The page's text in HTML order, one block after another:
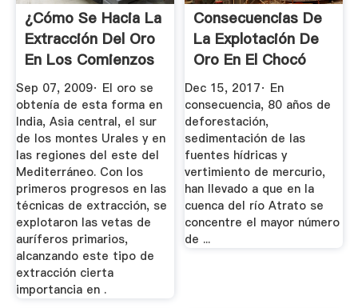
¿Cómo Se Hacia La
Extracción Del Oro
En Los Comienzos
De ...
Sep 07, 2009· El oro se
obtenía de esta forma en
India, Asia central, el sur
de los montes Urales y en
las regiones del este del
Mediterráneo. Con los
primeros progresos en las
técnicas de extracción, se
explotaron las vetas de
auríferos primarios,
alcanzando este tipo de
extracción cierta
importancia en .
Consecuencias De
La Explotación De
Oro En El Chocó
Dec 15, 2017· En
consecuencia, 80 años de
deforestación,
sedimentación de las
fuentes hídricas y
vertimiento de mercurio,
han llevado a que en la
cuenca del río Atrato se
concentre el mayor número
de ...